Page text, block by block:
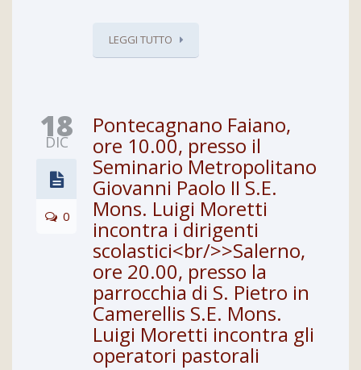
LEGGI TUTTO
18
DIC
0
Pontecagnano Faiano,
ore 10.00, presso il
Seminario Metropolitano
Giovanni Paolo II S.E.
Mons. Luigi Moretti
incontra i dirigenti
scolastici<br/>>Salerno,
ore 20.00, presso la
parrocchia di S. Pietro in
Camerellis S.E. Mons.
Luigi Moretti incontra gli
operatori pastorali